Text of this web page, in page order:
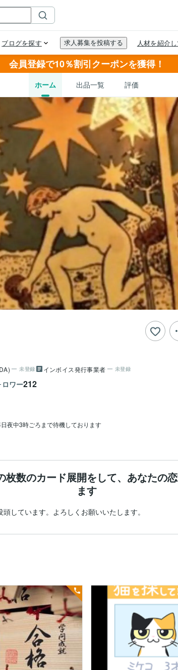
会員登録で10％割引クーポンを獲得！
ホーム 出品一覧 評価
未登録 インボイス発行事業者 未登録
ロワー212
夜中3時ごろまで待機しております
数のカード展開をして、あなたの
ます
しています。よろしくお願いいたします。